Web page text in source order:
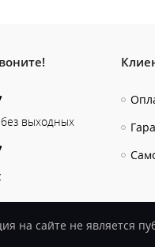
выходных
на сайте не является